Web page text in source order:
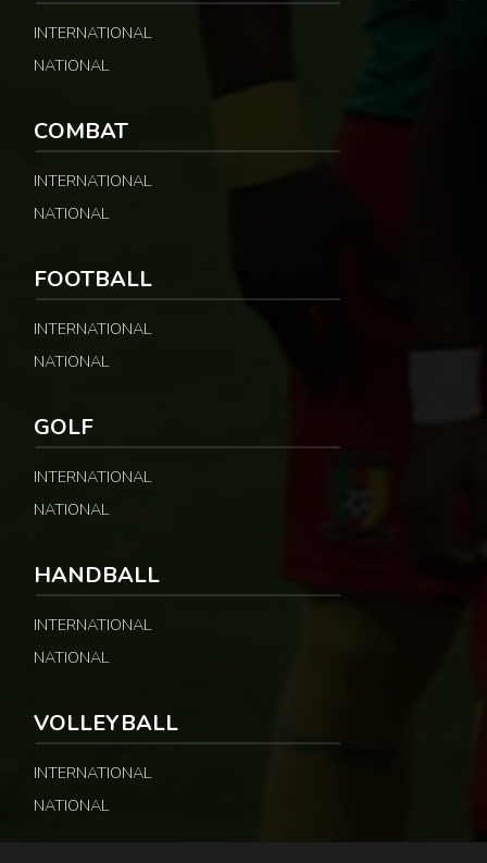
INTERNATIONAL
NATIONAL
COMBAT
INTERNATIONAL
NATIONAL
FOOTBALL
INTERNATIONAL
NATIONAL
GOLF
INTERNATIONAL
NATIONAL
HANDBALL
INTERNATIONAL
NATIONAL
VOLLEYBALL
INTERNATIONAL
NATIONAL